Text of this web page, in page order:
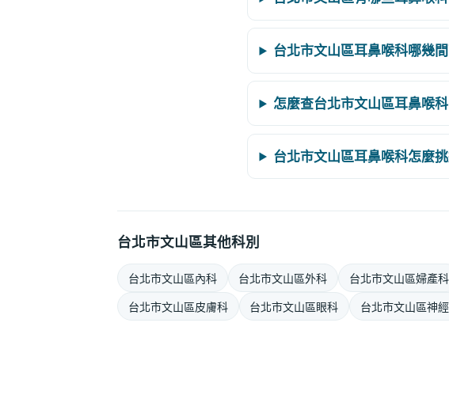
台北市文山區耳鼻喉科哪幾
怎麼查台北市文山區耳鼻喉
台北市文山區耳鼻喉科怎麼
台北市文山區其他科別
台北市文山區內科 台北市文山區外科 台北市文山區婦產科
台北市文山區皮膚科 台北市文山區眼科 台北市文山區神